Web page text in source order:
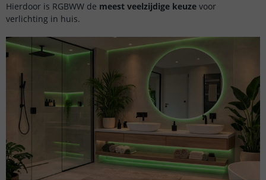
Hierdoor is RGBWW de meest veelzijdige keuze voor
verlichting in huis.